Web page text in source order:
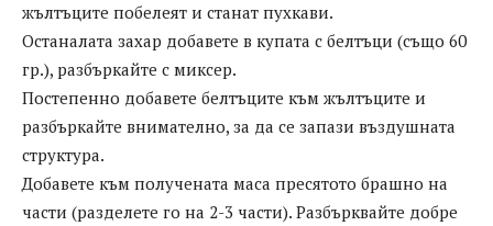
жълтъците побелеят и станат пухкави.
Останалата захар добавете в купата с белтъци (също 60
гр.), разбъркайте с миксер.
Постепенно добавете белтъците към жълтъците и
разбъркайте внимателно, за да се запази въздушната
структура.
Добавете към получената маса пресятото брашно на
части (разделете го на 2-3 части). Разбърквайте добре